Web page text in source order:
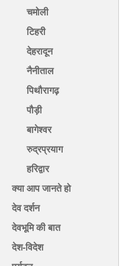
चमोली
टिहरी
देहरादून
नैनीताल
पिथौरागढ़
पौड़ी
बागेश्वर
रुद्रप्रयाग
हरिद्वार
क्या आप जानते हो
देव दर्शन
देवभूमि की बात
देश-विदेश